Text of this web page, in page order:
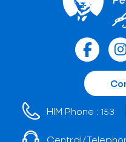
HIM Phone : 153
Central/